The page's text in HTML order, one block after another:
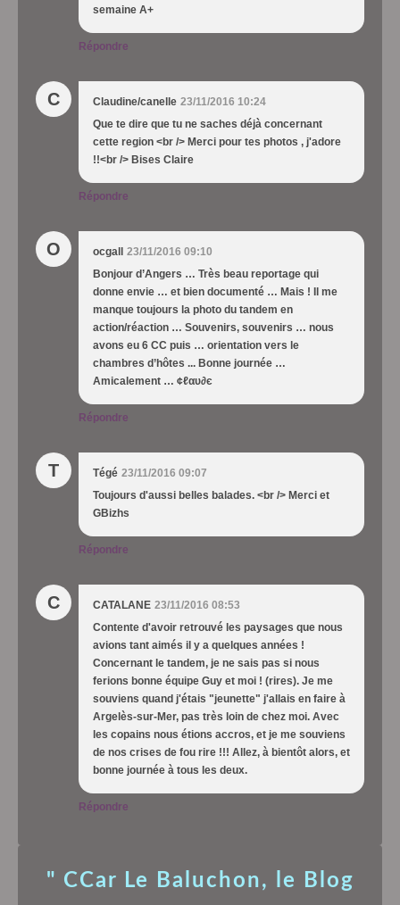
semaine A+
Répondre
C Claudine/canelle 23/11/2016 10:24
Que te dire que tu ne saches déjà concernant
cette region <br /> Merci pour tes photos , j'adore
!!<br /> Bises Claire
Répondre
O ocgall
23/11/2016 09:10
Bonjour d’Angers … Très beau reportage qui
donne envie … et bien documenté … Mais ! Il me
manque toujours la photo du tandem en
action/réaction … Souvenirs, souvenirs … nous
avons eu 6 CC puis … orientation vers le
chambres d’hôtes ... Bonne journée …
Amicalement … ¢ℓαυ∂є
Répondre
T Tégé 23/11/2016 09:07
Toujours d'aussi belles balades. <br /> Merci et
GBizhs
Répondre
C CATALANE 23/11/2016 08:53
Contente d'avoir retrouvé les paysages que nous
avions tant aimés il y a quelques années !
Concernant le tandem, je ne sais pas si nous
ferions bonne équipe Guy et moi ! (rires). Je me
souviens quand j'étais "jeunette" j'allais en faire à
Argelès-sur-Mer, pas très loin de chez moi. Avec
les copains nous étions accros, et je me souviens
de nos crises de fou rire !!! Allez, à bientôt alors, et
bonne journée à tous les deux.
Répondre
" CCar Le Baluchon, le Blog